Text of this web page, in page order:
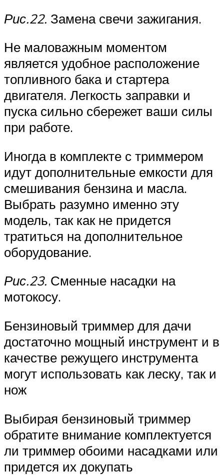
Рис.22. Замена свечи зажигания.
Не маловажным моментом
является удобное расположение
топливного бака и стартера
двигателя. Легкость заправки и
пуска сильно сбережет ваши силы
при работе.
Иногда в комплекте с триммером
идут дополнительные емкости для
смешивания бензина и масла.
Выбрать разумно именно эту
модель, так как не придется
тратиться на дополнительное
оборудование.
Рис.23. Сменные насадки на
мотокосу.
Бензиновый триммер для дачи
достаточно мощный инструмент и в
качестве режущего инструмента
могут использовать как леску, так и
нож
Выбирая бензиновый триммер
обратите внимание комплектуется
ли триммер обоими насадками или
придется их докупать